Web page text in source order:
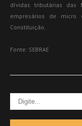
dívidas tributárias das
empresários de micro
Constituição.
Fonte: SEBRAE